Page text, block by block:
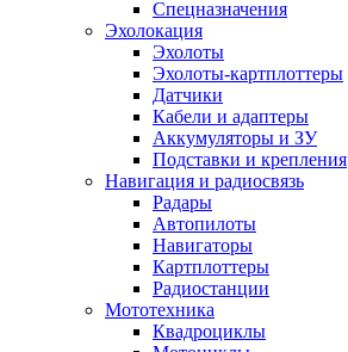
Спецназначения
Эхолокация
Эхолоты
Эхолоты-картплоттеры
Датчики
Кабели и адаптеры
Аккумуляторы и ЗУ
Подставки и крепления
Навигация и радиосвязь
Радары
Автопилоты
Навигаторы
Картплоттеры
Радиостанции
Мототехника
Квадроциклы